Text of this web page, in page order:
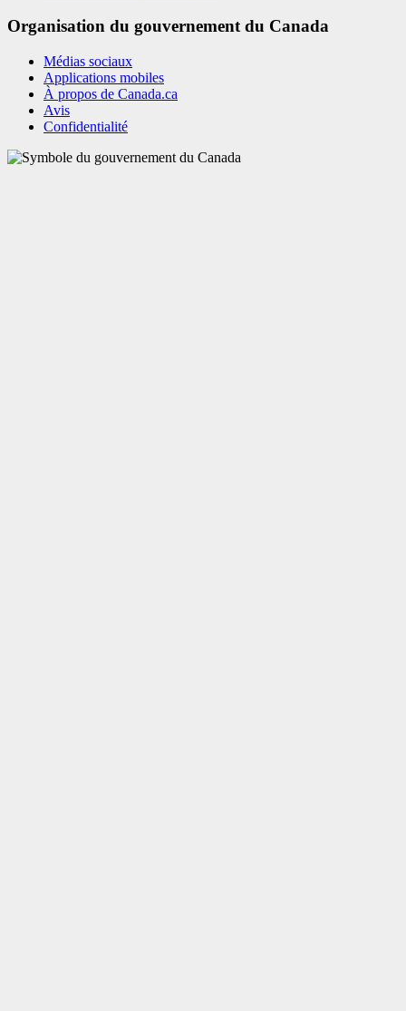
Organisation du gouvernement du Canada
Médias sociaux
Applications mobiles
À propos de Canada.ca
Avis
Confidentialité